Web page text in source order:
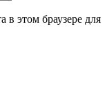
в этом браузере для